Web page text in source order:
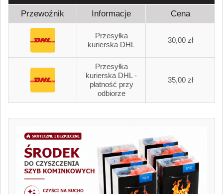
Przewoźnik
Informacje Cena
Przesyłka
kurierska DHL
30,00 zł
Przesyłka
kurierska DHL -
płatność przy
odbiorze
35,00 zł